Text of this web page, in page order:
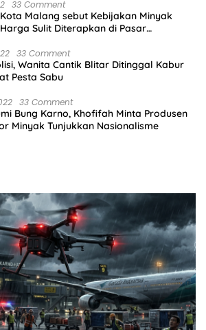
33 Comment
Malang sebut Kebijakan Minyak
Sulit Diterapkan di Pasar
33 Comment
Wanita Cantik Blitar Ditinggal Kabur
Pesta Sabu
33 Comment
Bung Karno, Khofifah Minta Produsen
Minyak Tunjukkan Nasionalisme